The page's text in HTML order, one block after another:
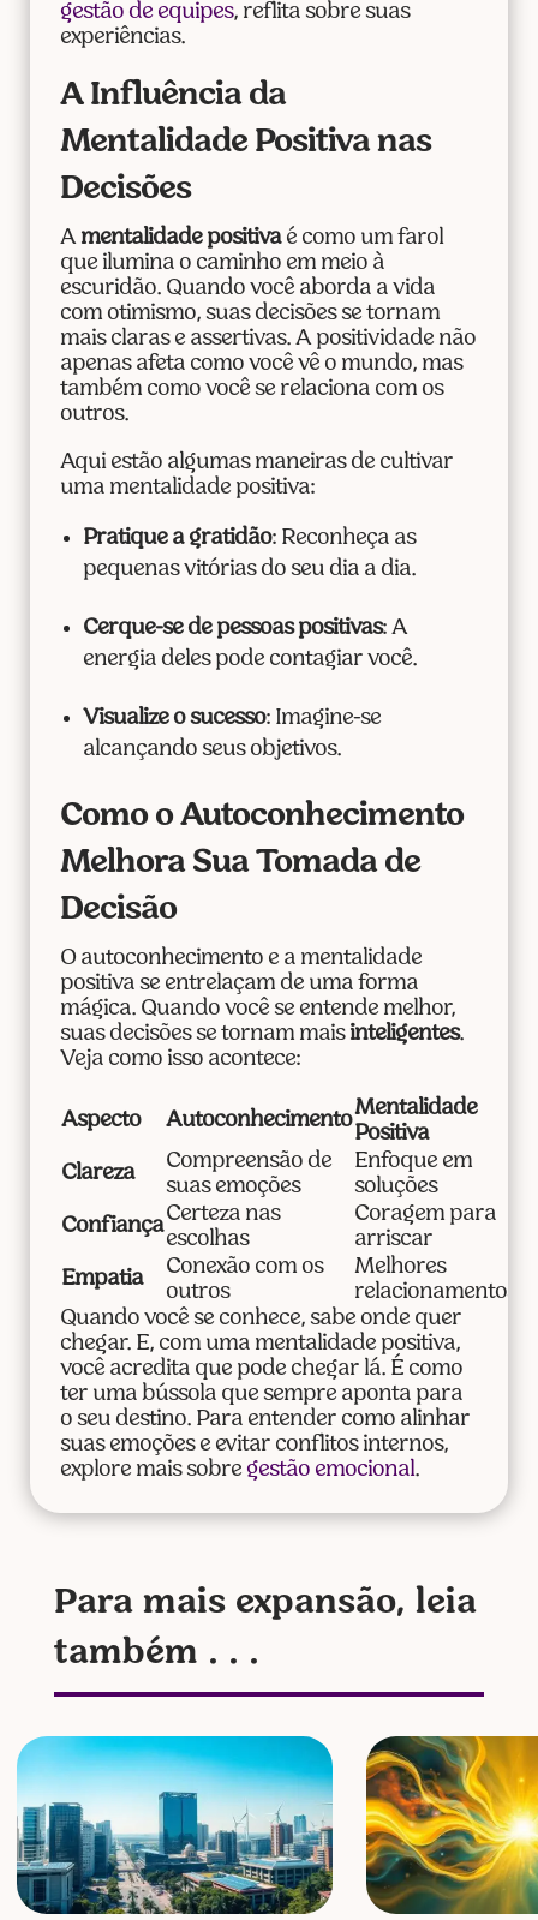
gestão de equipes, reflita sobre suas
experiências.
A Influência da
Mentalidade Positiva nas
Decisões
A mentalidade positivaé como um farol
que ilumina o caminho em meio à
escuridão. Quando você aborda a vida
com otimismo, suas decisões se tornam
mais claras e assertivas. A positividade não
apenas afeta como você vê o mundo, mas
também como você se relaciona com os
outros.
Aqui estão algumas maneiras de cultivar
uma mentalidade positiva:
Pratique a gratidão: Reconheça as
pequenas vitórias do seu dia a dia.
Cerque-se de pessoas positivas: A
energia deles pode contagiar você.
Visualize o sucesso: Imagine-se
alcançando seus objetivos.
Como o Autoconhecimento
Melhora Sua Tomada de
Decisão
O autoconhecimento e a mentalidade
positiva se entrelaçam de uma forma
mágica. Quando você se entende melhor,
suas decisões se tornam mais inteligentes.
Veja como isso acontece:
Aspecto Autoconhecimento
Mentalidade
Positiva
Clareza
Compreensão de
suas emoções
Enfoque em
soluções
Confiança
Certeza nas
escolhas
Coragem para
arriscar
Empatia
Conexão com os
outros
Melhores
relacionamentos
Quando você se conhece, sabe onde quer
chegar. E, com uma mentalidade positiva,
você acredita que pode chegar lá. É como
ter uma bússola que sempre aponta para
o seu destino. Para entender como alinhar
suas emoções e evitar conflitos internos,
explore mais sobre gestão emocional.
Para mais expansão, leia
também . . .